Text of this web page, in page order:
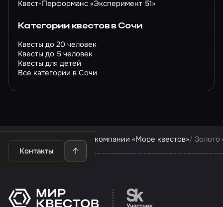
Квест-Перформанс «Эксперимент 51»
Категории квестов в Сочи
Квесты до 20 человек
Квесты до 5 человек
Квесты для детей
Все категории в Сочи
Контакты
Квесты в Сочи Квесты компании «Море квестов» Золото
Перейти на сайт